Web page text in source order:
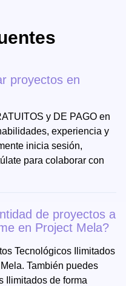
proyectos en
y DE PAGO en
experiencia y
inicia sesión,
para colaborar con
de proyectos a
en Project Mela?
Tecnológicos Ilimitados
También puedes
Ilimitados de forma